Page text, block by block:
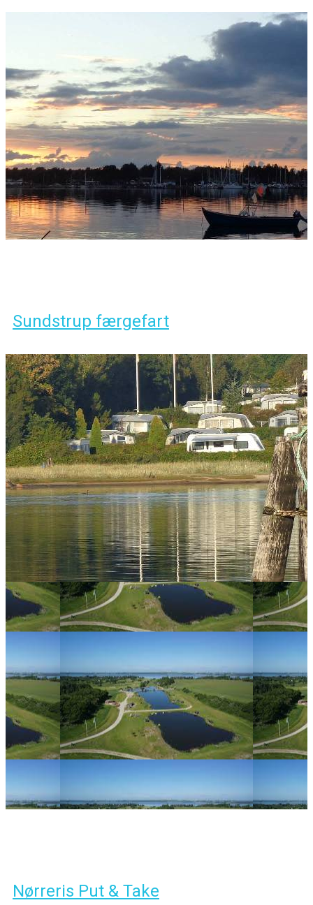
Sundstrup færgefart
Nørreris Put & Take